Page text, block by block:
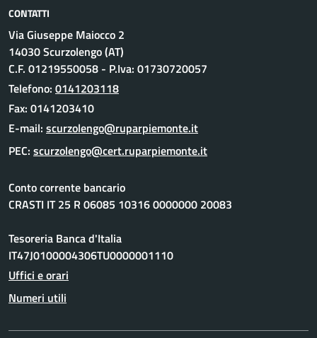
CONTATTI
Via Giuseppe Maiocco 2
14030 Scurzolengo (AT)
C.F. 01219550058 - P.Iva: 01730720057
Telefono: 0141203118
Fax: 0141203410
E-mail:
PEC:
Conto corrente bancario
CRASTI IT 25 R 06085 10316 0000000 20083
Tesoreria Banca d'Italia
IT47J0100004306TU0000001110
Uffici e orari
Numeri utili